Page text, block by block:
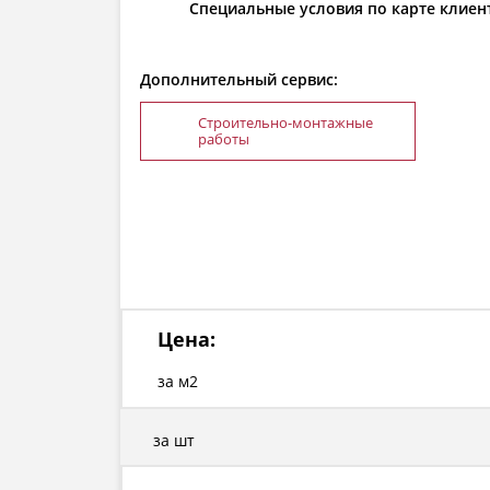
Специальные условия по карте
Дополнительный сервис:
Строительно-монтажные
работы
Цена:
за м2
за шт